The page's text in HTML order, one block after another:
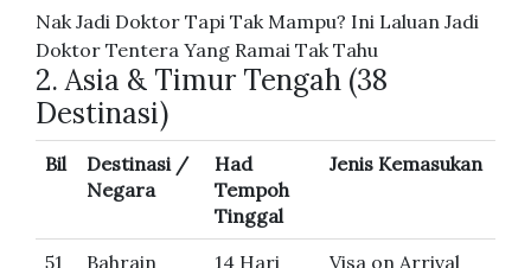
Nak Jadi Doktor Tapi Tak Mampu? Ini Laluan Jadi
Doktor Tentera Yang Ramai Tak Tahu
2. Asia & Timur Tengah (38
Destinasi)
Bil
Destinasi /
Negara
Had
Tempoh
Tinggal
Jenis Kemasukan
51 Bahrain 14 Hari
Visa on Arrival